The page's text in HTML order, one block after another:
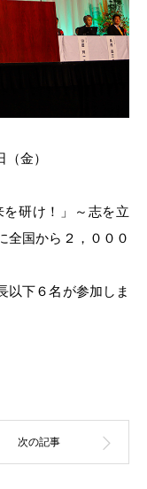
金）
研け！」～志を立
全国から２，０００
以下６名が参加しま